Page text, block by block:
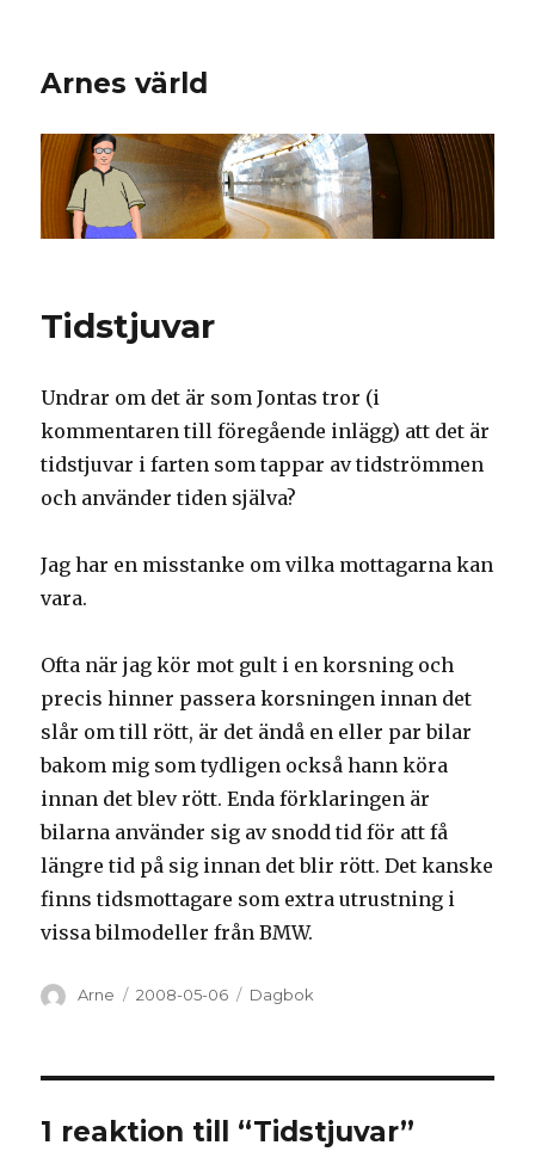
Arnes värld
Tidstjuvar
Undrar om det är som Jontas tror (i
kommentaren till föregående inlägg) att det är
tidstjuvar i farten som tappar av tidströmmen
och använder tiden själva?
Jag har en misstanke om vilka mottagarna kan
vara.
Ofta när jag kör mot gult i en korsning och
precis hinner passera korsningen innan det
slår om till rött, är det ändå en eller par bilar
bakom mig som tydligen också hann köra
innan det blev rött. Enda förklaringen är
bilarna använder sig av snodd tid för att få
längre tid på sig innan det blir rött. Det kanske
finns tidsmottagare som extra utrustning i
vissa bilmodeller från BMW.
Författare
Arne Postat
2008-05-06 Kategorier
Dagbok
1 reaktion till “Tidstjuvar”